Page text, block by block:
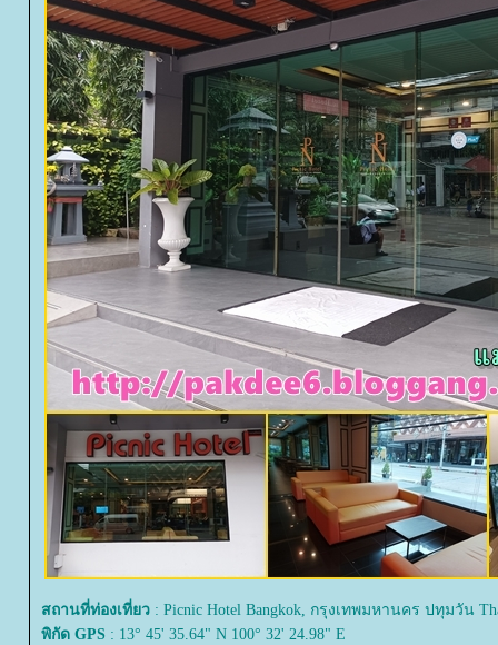
สถานที่ท่องเที่ยว : Picnic Hotel Bangkok, กรุงเทพมหานคร ปทุมวัน
พิกัด GPS : 13° 45' 35.64" N 100° 32' 24.98" E